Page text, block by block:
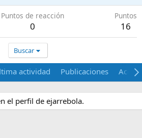
Puntos de reacción
0
Puntos
16
Buscar
actividad Publicaciones Acerca
el perfil de ejarrebola.